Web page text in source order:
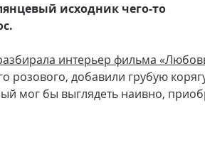
исходник чего-то
интерьер фильма
розового, добавили грубую
мог бы выглядеть наивно,